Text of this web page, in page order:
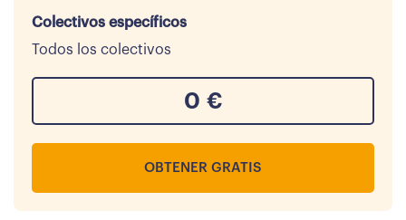
Colectivos específicos
Todos los colectivos
0 €
OBTENER GRATIS